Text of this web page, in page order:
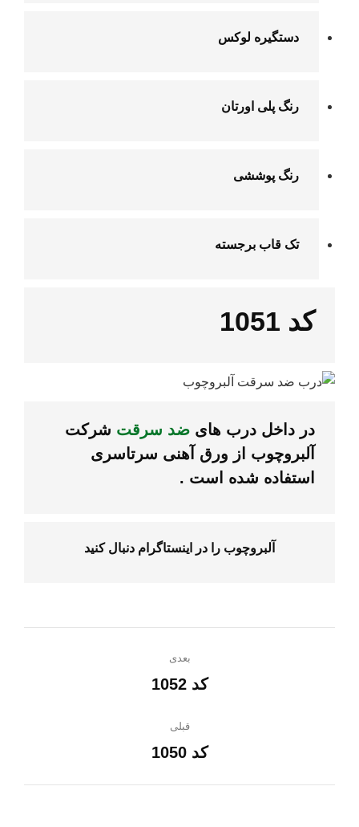
دستگیره لوکس
رنگ پلی اورتان
رنگ پوششی
تک قاب برجسته
کد 1051
در داخل درب های ضد سرقت شرکت
آلبروچوب از ورق آهنی سرتاسری
استفاده شده است .
آلبروچوب را در اینستاگرام دنبال کنید
قبلی
پروژه کد 1050
بعدی
پروژه کد 1052